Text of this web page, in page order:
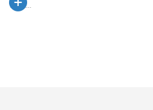
veut...